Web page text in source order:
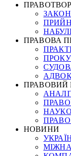
ПРАВОВА
ПРАВОВИЙ
НОВИНИ